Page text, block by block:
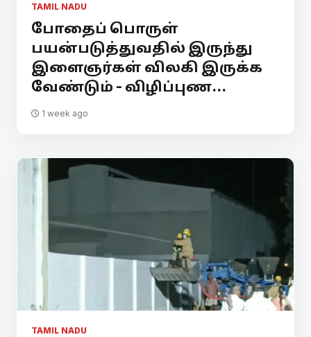
TAMIL NADU
போதைப் பொருள்
பயன்படுத்துவதில் இருந்து
இளைஞர்கள் விலகி இருக்க
வேண்டும் - விழிப்புண...
1 week ago
TAMIL NADU